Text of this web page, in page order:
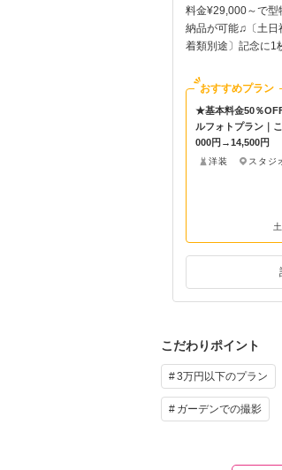
料金¥29,000～で型
納品が可能♫〔土
着類別途〕記念に1
おすすめプラン
★基本料金50％
ルフォトプラン｜
000円→14,500円
洋装 スタジ
こだわりポイント
3万円以下のプラン
ガーデンでの撮影